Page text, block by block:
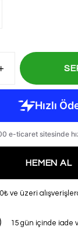
HEMEN AL
ve üzeri
15 gün içinde iade